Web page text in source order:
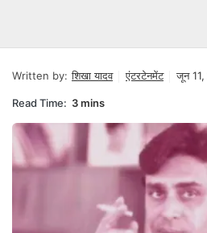
Written by: शिखा यादव एंटरटेनमेंट जून
Read Time: 3 mins